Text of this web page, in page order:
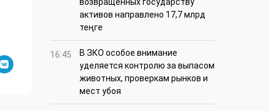
возвращенных государству
активов направлено 17,7 млрд
теңге
16:45
В ЗКО особое внимание
уделяется контролю за выпасом
животных, проверкам рынков и
мест убоя